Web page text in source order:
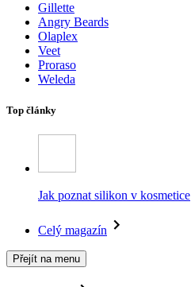
Gillette
Angry Beards
Olaplex
Veet
Proraso
Weleda
Top články
Jak poznat silikon v kosmetice
Celý magazín
Přejít na menu